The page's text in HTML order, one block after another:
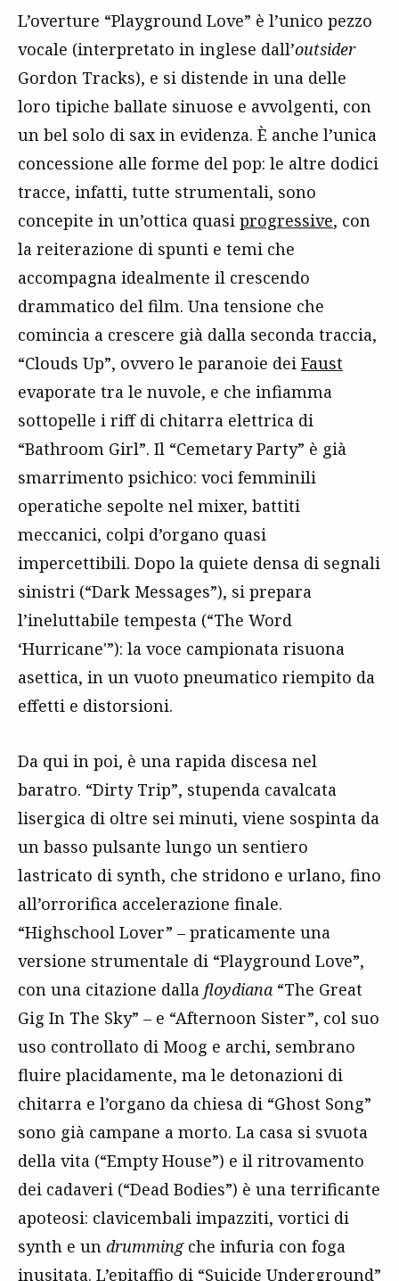
L’overture “Playground Love” è l’unico pezzo
vocale (interpretato in inglese dall’outsider
Gordon Tracks), e si distende in una delle
loro tipiche ballate sinuose e avvolgenti, con
un bel solo di sax in evidenza. È anche l’unica
concessione alle forme del pop: le altre dodici
tracce, infatti, tutte strumentali, sono
concepite in un’ottica quasi progressive, con
la reiterazione di spunti e temi che
accompagna idealmente il crescendo
drammatico del film. Una tensione che
comincia a crescere già dalla seconda traccia,
“Clouds Up”, ovvero le paranoie dei Faust
evaporate tra le nuvole, e che infiamma
sottopelle i riff di chitarra elettrica di
“Bathroom Girl”. Il “Cemetary Party” è già
smarrimento psichico: voci femminili
operatiche sepolte nel mixer, battiti
meccanici, colpi d’organo quasi
impercettibili. Dopo la quiete densa di segnali
sinistri (“Dark Messages”), si prepara
l’ineluttabile tempesta (“The Word
‘Hurricane'”): la voce campionata risuona
asettica, in un vuoto pneumatico riempito da
effetti e distorsioni.
Da qui in poi, è una rapida discesa nel
baratro. “Dirty Trip”, stupenda cavalcata
lisergica di oltre sei minuti, viene sospinta da
un basso pulsante lungo un sentiero
lastricato di synth, che stridono e urlano, fino
all’orrorifica accelerazione finale.
“Highschool Lover” – praticamente una
versione strumentale di “Playground Love”,
con una citazione dalla floydiana “The Great
Gig In The Sky” – e “Afternoon Sister”, col suo
uso controllato di Moog e archi, sembrano
fluire placidamente, ma le detonazioni di
chitarra e l’organo da chiesa di “Ghost Song”
sono già campane a morto. La casa si svuota
della vita (“Empty House”) e il ritrovamento
dei cadaveri (“Dead Bodies”) è una terrificante
apoteosi: clavicembali impazziti, vortici di
synth e un drummingche infuria con foga
inusitata. L’epitaffio di “Suicide Underground”